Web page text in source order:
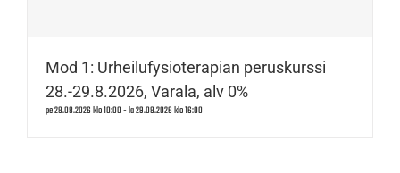
Mod 1: Urheilufysioterapian peruskurssi
28.-29.8.2026, Varala, alv 0%
pe 28.08.2026 klo 10:00-la 29.08.2026 klo 16:00